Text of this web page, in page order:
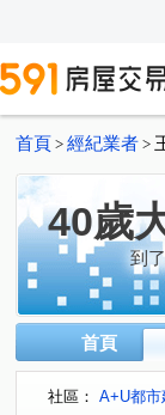
首頁 > 經紀業者 >
40歲
到
首頁
社區： A+U都市